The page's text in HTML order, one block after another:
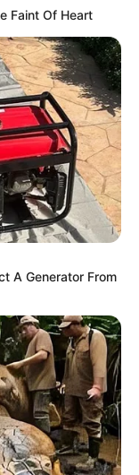
Faint Of Heart
A Generator From